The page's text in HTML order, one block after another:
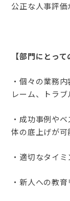
公正な人事評価
【部門にとって
・個々の業務
レーム、トラ
・成功事例や
体の底上げが可
・適切なタイ
・新人への教